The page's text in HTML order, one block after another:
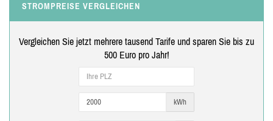
STROMPREISE VERGLEICHEN
Vergleichen Sie jetzt mehrere tausend Tarife und sparen Sie bis zu
500 Euro pro Jahr!
kWh